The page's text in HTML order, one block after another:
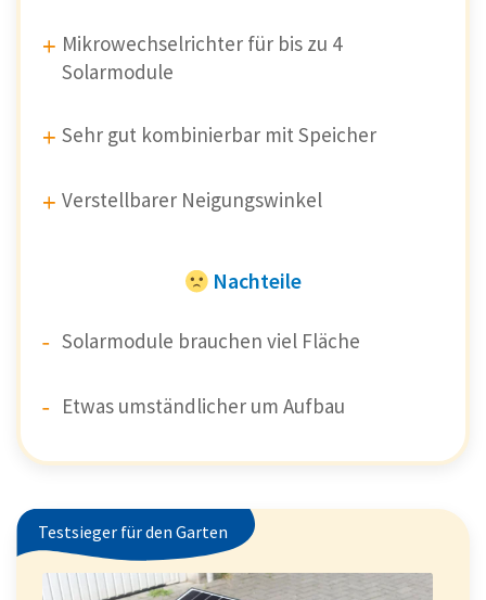
Mikrowechselrichter für bis zu 4
Solarmodule
Sehr gut kombinierbar mit Speicher
Verstellbarer Neigungswinkel
Nachteile
Solarmodule brauchen viel Fläche
Etwas umständlicher um Aufbau
Testsieger für den Garten